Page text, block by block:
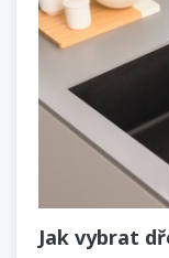
Jak vybrat